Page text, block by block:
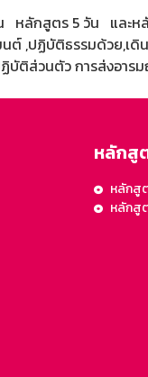
น หลักสูตร 5 วัน และ
ต์ ,ปฏิบัติธรรมด้วย,เดิ
บัติส่วนตัว การส่งอา
หลักสู
หลักสู
หลักสู